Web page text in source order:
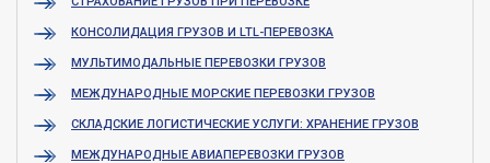
КОНСОЛИДАЦИЯ ГРУЗОВ И LTL-ПЕРЕВОЗКА
МУЛЬТИМОДАЛЬНЫЕ ПЕРЕВОЗКИ ГРУЗОВ
МЕЖДУНАРОДНЫЕ МОРСКИЕ ПЕРЕВОЗКИ ГРУЗОВ
СКЛАДСКИЕ ЛОГИСТИЧЕСКИЕ УСЛУГИ: ХРАНЕНИЕ ГРУЗОВ
МЕЖДУНАРОДНЫЕ АВИАПЕРЕВОЗКИ ГРУЗОВ